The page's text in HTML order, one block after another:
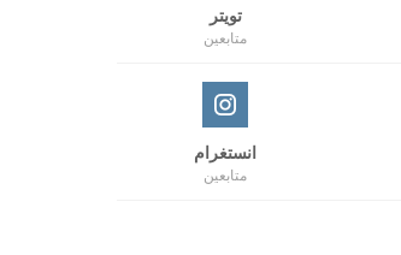
تويتر
متابعين
انستغرام
متابعين